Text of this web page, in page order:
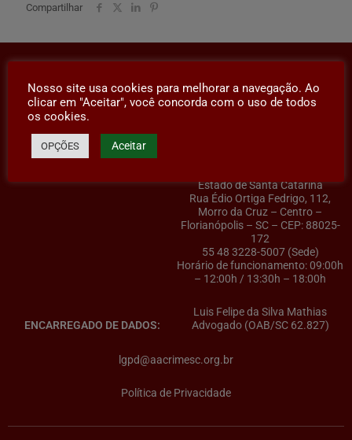
Compartilhar
Estado de Santa Catarina
Rua Édio Ortiga Fedrigo, 112,
Morro da Cruz – Centro –
Florianópolis – SC – CEP: 88025-
172
55 48 3228-5007 (Sede)
Horário de funcionamento: 09:00h
– 12:00h / 13:30h – 18:00h
ENCARREGADO DE DADOS:
Luis Felipe da Silva Mathias
Advogado (OAB/SC 62.827)
lgpd@aacrimesc.org.br
Política de Privacidade
Nosso site usa cookies para melhorar a navegação. Ao
clicar em "Aceitar", você concorda com o uso de todos
os cookies.
OPÇÕES Aceitar